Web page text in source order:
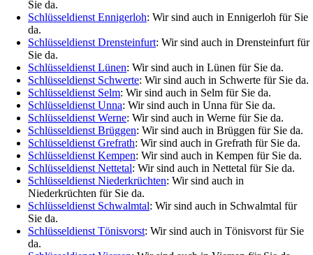
Sie da.
Schlüsseldienst Ennigerloh: Wir sind auch in Ennigerloh für Sie
da.
Schlüsseldienst Drensteinfurt: Wir sind auch in Drensteinfurt für
Sie da.
Schlüsseldienst Lünen: Wir sind auch in Lünen für Sie da.
Schlüsseldienst Schwerte: Wir sind auch in Schwerte für Sie da.
Schlüsseldienst Selm: Wir sind auch in Selm für Sie da.
Schlüsseldienst Unna: Wir sind auch in Unna für Sie da.
Schlüsseldienst Werne: Wir sind auch in Werne für Sie da.
Schlüsseldienst Brüggen: Wir sind auch in Brüggen für Sie da.
Schlüsseldienst Grefrath: Wir sind auch in Grefrath für Sie da.
Schlüsseldienst Kempen: Wir sind auch in Kempen für Sie da.
Schlüsseldienst Nettetal: Wir sind auch in Nettetal für Sie da.
Schlüsseldienst Niederkrüchten: Wir sind auch in
Niederkrüchten für Sie da.
Schlüsseldienst Schwalmtal: Wir sind auch in Schwalmtal für
Sie da.
Schlüsseldienst Tönisvorst: Wir sind auch in Tönisvorst für Sie
da.